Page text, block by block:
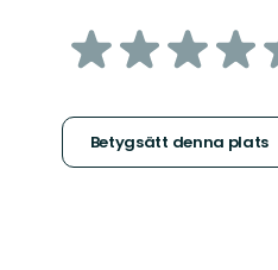
av
stjärnor
Betygsätt denna plats